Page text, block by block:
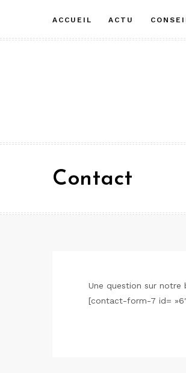
contenu
ACCUEIL ACTU
Contact
Une question sur
[contact-form-7 id=